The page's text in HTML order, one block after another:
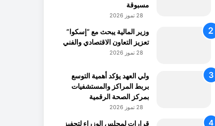
مسبوقة
28 تموز 2026
وزير المالية يبحث مع “إسكوا”
تعزيز التعاون الاقتصادي والفني
28 تموز 2026
ولي العهد يؤكد أهمية التوسع
بربط المراكز والمستشفيات
بمركز الصحة الرقمية
28 تموز 2026
قرارات لمجلس الوزراء لتحفيز